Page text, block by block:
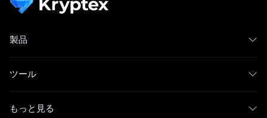
製品
ツール
もっと見る